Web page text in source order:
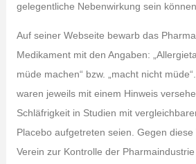
gelegentliche Nebenwirkung sein können.
Auf seiner Webseite bewarb das
Medikament mit den Angaben:
müde machen“ bzw. „macht nicht
waren jeweils mit einem Hinweis
Schläfrigkeit in Studien mit
Placebo aufgetreten seien. Gegen
Verein zur Kontrolle der